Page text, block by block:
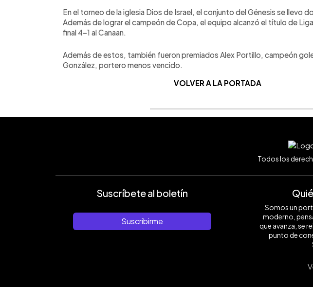
En el torneo de la iglesia Dios de Israel, el conjunto del Génesis se llevo
Además de lograr el campeón de Copa, el equipo alcanzó el título de
final 4-1 al Canaan.
Además de estos, también fueron premiados Alex Portillo, campeón
González, portero menos vencido.
VOLVER A LA PORTADA
Todos los
Suscríbete al boletín
Suscribirme
Somos un
moderno,
que avanza, se
punto de